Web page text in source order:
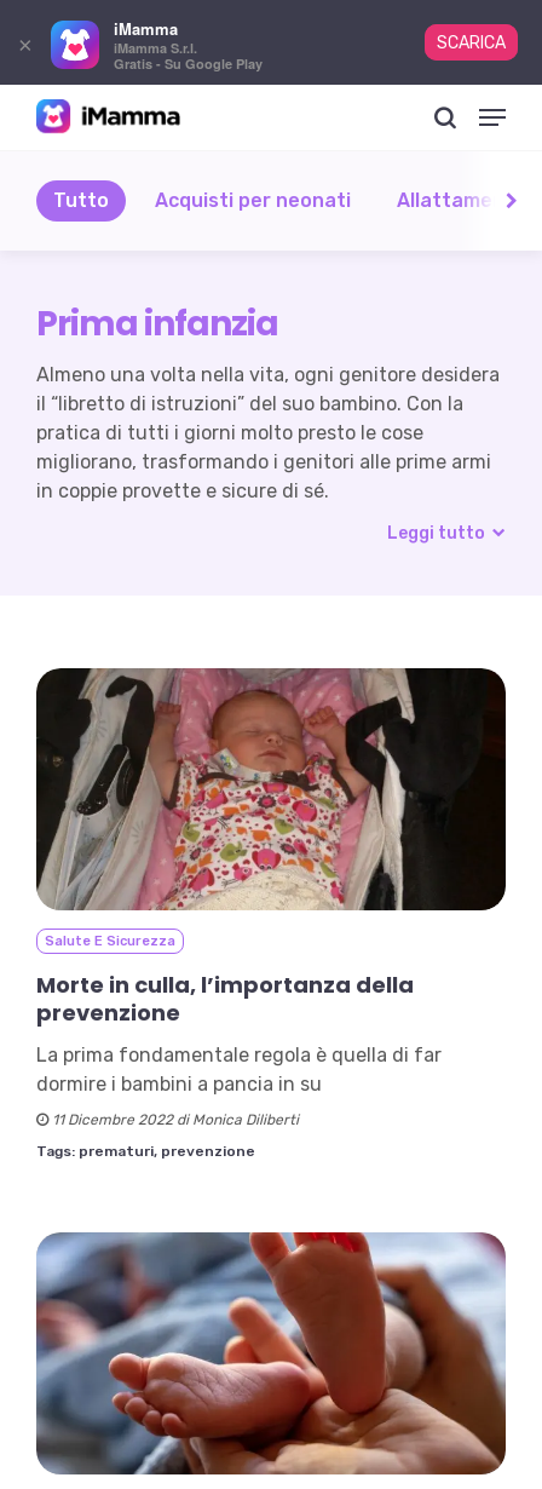
content
Menu
Tutto Acquisti per neonati Allattamento
Prima infanzia
Almeno una volta nella vita, ogni genitore desidera
il “libretto di istruzioni” del suo bambino. Con la
pratica di tutti i giorni molto presto le cose
migliorano, trasformando i genitori alle prime armi
in coppie provette e sicure di sé.
Leggi tutto
Salute E Sicurezza
Morte in culla, l’importanza della
prevenzione
La prima fondamentale regola è quella di far
dormire i bambini a pancia in su
11 Dicembre 2022 di Monica Diliberti
Tags: prematuri, prevenzione
×
iMamma
iMamma S.r.l.
Gratis - Su Google Play
SCARICA